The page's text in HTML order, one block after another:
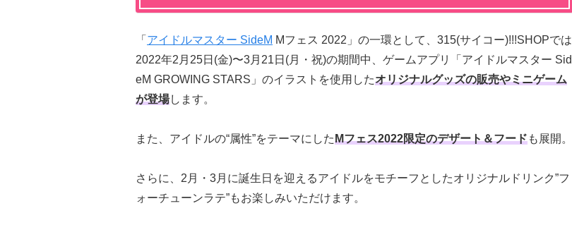
「 アイドルマスター SideM Mフェス 2022」の一環として、315(サイコー)!!!SHOPでは
2022年2月25日(金)〜3月21日(月・祝)の期間中、ゲームアプリ「アイドルマスター Sid
eM GROWING STARS」のイラストを使用したオリジナルグッズの販売やミニゲーム
が登場します。
また、アイドルの“属性”をテーマにしたMフェス2022限定のデザート＆フードも展開。
さらに、2月・3月に誕生日を迎えるアイドルをモチーフとしたオリジナルドリンク”フ
ォーチューンラテ”もお楽しみいただけます。